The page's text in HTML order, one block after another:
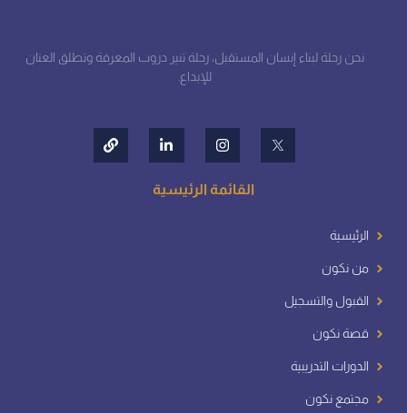
نحن رحلة لبناء إنسان المستقبل، رحلة تنير دروب المعرفة وتطلق العنان
للإبداع.
القائمة الرئيسية
الرئيسية
من نكون
القبول والتسجيل
قصة نكون
الدورات التدريبية
مجتمع نكون